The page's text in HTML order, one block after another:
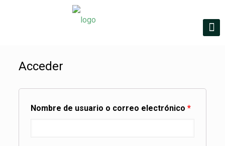
Acceder
Nombre de usuario o correo electrónico *